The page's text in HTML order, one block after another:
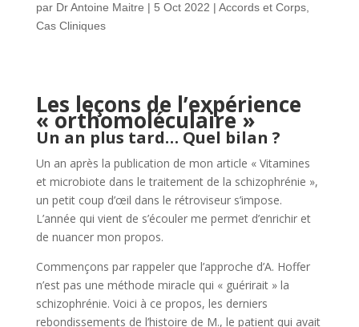
par Dr Antoine Maitre | 5 Oct 2022 | Accords et Corps,
Cas Cliniques
Les leçons de l’expérience
« orthomoléculaire »
Un an plus tard… Quel bilan ?
Un an après la publication de mon article « Vitamines
et microbiote dans le traitement de la schizophrénie »,
un petit coup d’œil dans le rétroviseur s’impose.
L’année qui vient de s’écouler me permet d’enrichir et
de nuancer mon propos.
Commençons par rappeler que l’approche d’A. Hoffer
n’est pas une méthode miracle qui « guérirait » la
schizophrénie. Voici à ce propos, les derniers
rebondissements de l’histoire de M., le patient qui avait